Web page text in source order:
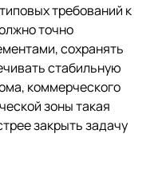
требований к
точно
сохранять
стабильную
коммерческого
зоны такая
закрыть задачу